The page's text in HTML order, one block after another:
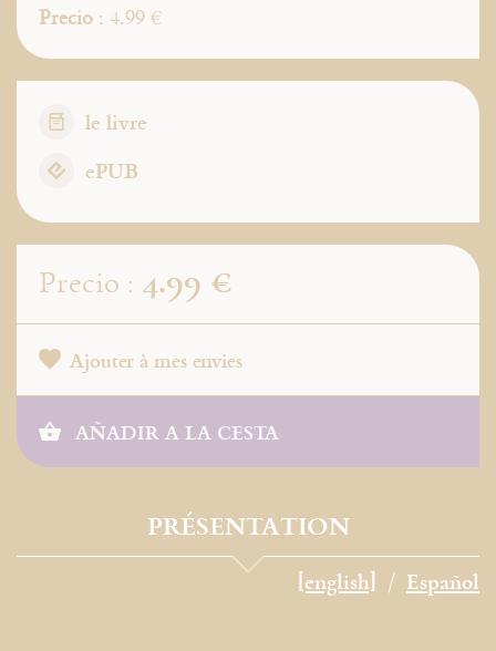
Precio : 4.99 €
le livre
ePUB
Precio : 4.99 €
Ajouter à mes envies
AÑADIR A LA CESTA
PRÉSENTATION
[english] Español